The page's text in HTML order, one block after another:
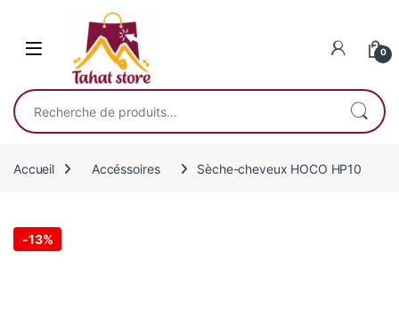
0
Recherche pour :
Accueil Accéssoires Sèche-cheveux HOCO HP10
-13%